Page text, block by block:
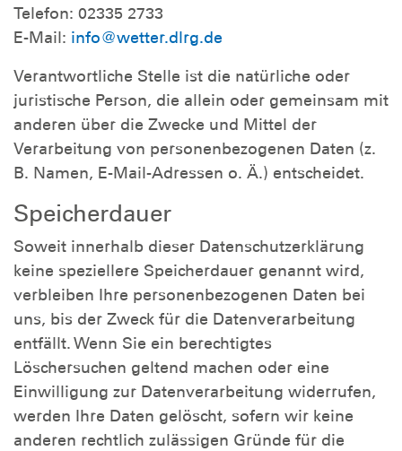
Telefon: 02335 2733
E-Mail: info@wetter.dlrg.de
Verantwortliche Stelle ist die natürliche oder
juristische Person, die allein oder gemeinsam mit
anderen über die Zwecke und Mittel der
Verarbeitung von personenbezogenen Daten (z.
B. Namen, E-Mail-Adressen o. Ä.) entscheidet.
Speicherdauer
Soweit innerhalb dieser Datenschutzerklärung
keine speziellere Speicherdauer genannt wird,
verbleiben Ihre personenbezogenen Daten bei
uns, bis der Zweck für die Datenverarbeitung
entfällt. Wenn Sie ein berechtigtes
Löschersuchen geltend machen oder eine
Einwilligung zur Datenverarbeitung widerrufen,
werden Ihre Daten gelöscht, sofern wir keine
anderen rechtlich zulässigen Gründe für die